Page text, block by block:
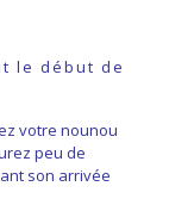
le début de
votre nounou
peu de
son arrivée